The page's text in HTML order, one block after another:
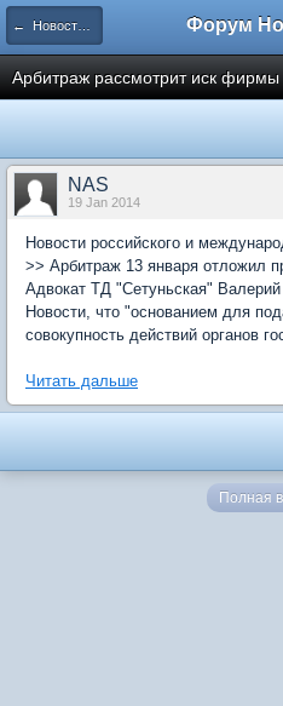
← Новости рынка недвижимости
Арбитраж рассмотрит иск фирмы
NAS
19 Jan 2014
Новости российского и
>> Арбитраж 13 января отложил
Адвокат ТД "Сетуньская"
Новости, что "основанием для
совокупность действий органов
Читать дальше
Полная